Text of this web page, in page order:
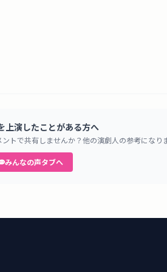
上演したことがある方へ
トで共有しませんか？他の演劇人の参考になりま
みんなの声タブへ